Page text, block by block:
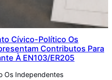
Cívico-Político Os
Contributos Para
À EN103/ER205
Os Independentes